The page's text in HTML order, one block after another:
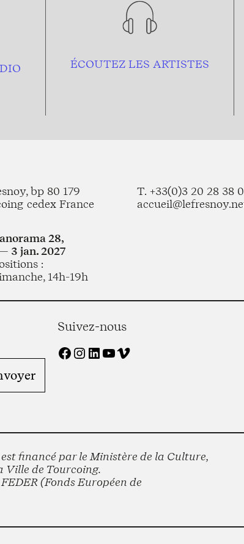
ÉCOUTEZ LES ARTISTES
bp 80 179
cedex France
T. +33(0)3 20 28 38
28,
3 jan. 2027
:
14h-19h
Suivez-nous
Facebook Instagram LinkedIn YouTube Vimeo
financé par le Ministère de la Culture,
Ville de Tourcoing.
(Fonds Européen de